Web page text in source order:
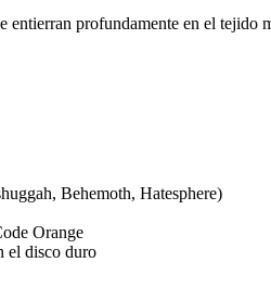
profundamente en el tejido
Behemoth, Hatesphere)
Orange
el disco duro